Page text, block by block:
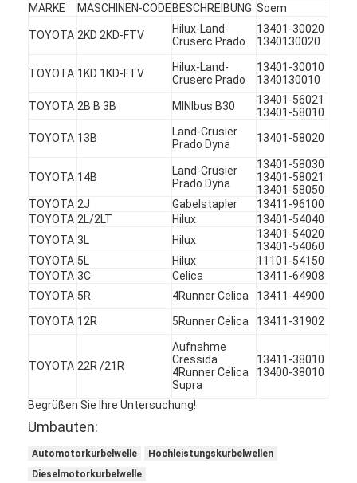
Zu Hause
Produkte
Videos
Über uns
Werksbesichtigung
Kontakt mit uns
Jetzt Chatten
MARKE MASCHINEN-CODE BESCHREIBUNG Soem
TOYOTA 2KD 2KD-FTV
Hilux-Land-
Cruserc Prado
13401-30020
1340130020
TOYOTA 1KD 1KD-FTV
Hilux-Land-
Cruserc Prado
13401-30010
1340130010
TOYOTA 2B B 3B MINIbus B30
13401-56021
13401-58010
TOYOTA 13B
Land-Crusier
Prado Dyna
13401-58020
TOYOTA 14B
Land-Crusier
Prado Dyna
13401-58030
13401-58021
13401-58050
TOYOTA 2J Gabelstapler
13411-96100
TOYOTA 2L/2LT Hilux
13401-54040
TOYOTA 3L Hilux
13401-54020
13401-54060
TOYOTA 5L Hilux
11101-54150
TOYOTA 3C Celica
13411-64908
TOYOTA 5R 4Runner Celica
13411-44900
TOYOTA 12R 5Runner Celica 13411-31902
TOYOTA 22R /21R
Aufnahme
Cressida
4Runner Celica
Supra
13411-38010
13400-38010
Begrüßen Sie Ihre Untersuchung!
Umbauten:
Automotorkurbelwelle
Hochleistungskurbelwellen
Dieselmotorkurbelwelle